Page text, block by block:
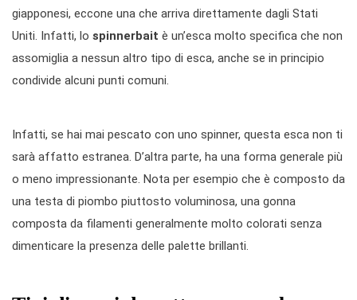
giapponesi, eccone una che arriva direttamente dagli Stati
Uniti. Infatti, lo spinnerbait è un’esca molto specifica che non
assomiglia a nessun altro tipo di esca, anche se in principio
condivide alcuni punti comuni.
Infatti, se hai mai pescato con uno spinner, questa esca non ti
sarà affatto estranea. D’altra parte, ha una forma generale più
o meno impressionante. Nota per esempio che è composto da
una testa di piombo piuttosto voluminosa, una gonna
composta da filamenti generalmente molto colorati senza
dimenticare la presenza delle palette brillanti.